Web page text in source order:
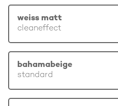
weiss matt
cleaneffect
bahamabeige
standard